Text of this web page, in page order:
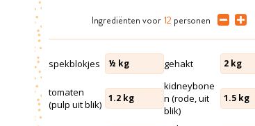
Ingrediënten voor 12 personen
spekblokjes ½ kg gehakt 2 kg
tomaten
(pulp uit blik) 1.2 kg
kidneybone
n (rode, uit
blik)
1.5 kg